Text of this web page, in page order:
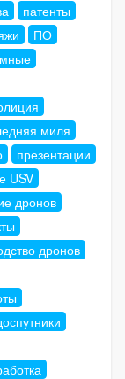
патенты
ПО
миля
презентации
USV
дронов
дронов